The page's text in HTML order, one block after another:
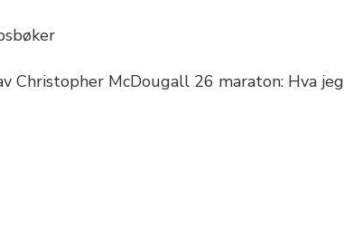
Christopher McDougall 26 maraton: Hva jeg